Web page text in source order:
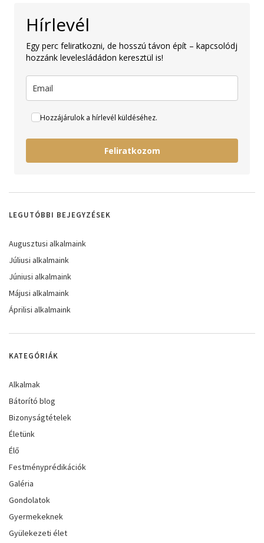
Hírlevél
Egy perc feliratkozni, de hosszú távon épít – kapcsolódj
hozzánk levelesládádon keresztül is!
Hozzájárulok a hírlevél küldéséhez.
Feliratkozom
LEGUTÓBBI BEJEGYZÉSEK
Augusztusi alkalmaink
Júliusi alkalmaink
Júniusi alkalmaink
Májusi alkalmaink
Áprilisi alkalmaink
KATEGÓRIÁK
Alkalmak
Bátorító blog
Bizonyságtételek
Életünk
Élő
Festményprédikációk
Galéria
Gondolatok
Gyermekeknek
Gyülekezeti élet